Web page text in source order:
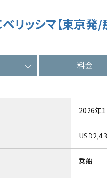
リッシマ【東京発
料金
2026年
乗船